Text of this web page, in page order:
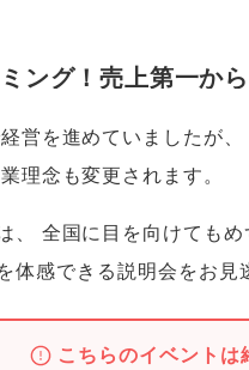
ング！売上第一か
営を進めていましたが、
理念も変更されます。
、 全国に目を向けても
体感できる説明会をお見
こちらのイベントは